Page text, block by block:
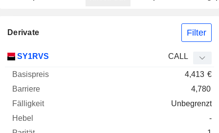
Derivate Filter
Basispreis
Elastizität
SY1RVS CALL
4,413 €
4,780
Unbegrenzt
-